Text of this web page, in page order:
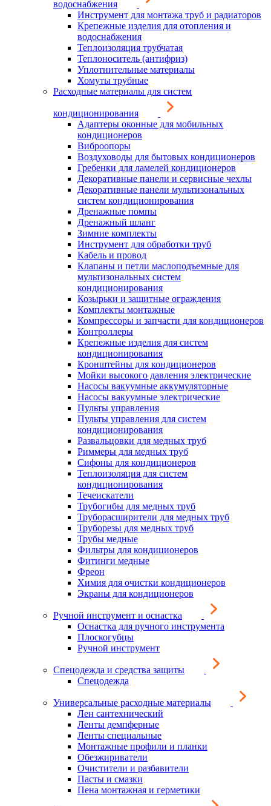
водоснабжения
Инструмент для монтажа труб и радиаторов
Крепежные изделия для отопления и
водоснабжения
Теплоизоляция трубчатая
Теплоноситель (антифриз)
Уплотнительные материалы
Хомуты трубные
Расходные материалы для систем
кондиционирования
Адаптеры оконные для мобильных
кондиционеров
Виброопоры
Воздуховоды для бытовых кондиционеров
Гребенки для ламелей кондиционеров
Декоративные панели и сервисные чехлы
Декоративные панели мультизональных
систем кондиционирования
Дренажные помпы
Дренажный шланг
Зимние комплекты
Инструмент для обработки труб
Кабель и провод
Клапаны и петли маслоподъемные для
мультизональных систем
кондиционирования
Козырьки и защитные ограждения
Комплекты монтажные
Компрессоры и запчасти для кондиционеров
Контроллеры
Крепежные изделия для систем
кондиционирования
Кронштейны для кондиционеров
Мойки высокого давления электрические
Насосы вакуумные аккумуляторные
Насосы вакуумные электрические
Пульты управления
Пульты управления для систем
кондиционирования
Развальцовки для медных труб
Риммеры для медных труб
Сифоны для кондиционеров
Теплоизоляция для систем
кондиционирования
Течеискатели
Трубогибы для медных труб
Труборасширители для медных труб
Труборезы для медных труб
Трубы медные
Фильтры для кондиционеров
Фитинги медные
Фреон
Химия для очистки кондиционеров
Экраны для кондиционеров
Ручной инструмент и оснастка
Оснастка для ручного инструмента
Плоскогубцы
Ручной инструмент
Спецодежда и средства защиты
Спецодежда
Универсальные расходные материалы
Лен сантехнический
Ленты демпферные
Ленты специальные
Монтажные профили и планки
Обезжириватели
Очистители и разбавители
Пасты и смазки
Пена монтажная и герметики